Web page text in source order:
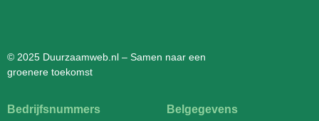
© 2025 Duurzaamweb.nl – Samen naar een
groenere toekomst
Bedrijfsnummers Belgegevens